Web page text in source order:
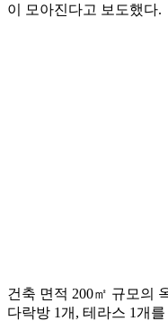
이 모아진다고 보도했다.
건축 면적 200㎡ 규모의
다락방 1개, 테라스 1개